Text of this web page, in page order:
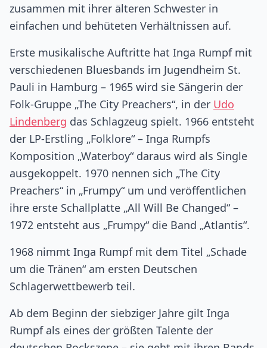
zusammen mit ihrer älteren Schwester in
einfachen und behüteten Verhältnissen auf.
Erste musikalische Auftritte hat Inga Rumpf mit
verschiedenen Bluesbands im Jugendheim St.
Pauli in Hamburg – 1965 wird sie Sängerin der
Folk-Gruppe „The City Preachers“, in der Udo
Lindenberg das Schlagzeug spielt. 1966 entsteht
der LP-Erstling „Folklore“ – Inga Rumpfs
Komposition „Waterboy“ daraus wird als Single
ausgekoppelt. 1970 nennen sich „The City
Preachers“ in „Frumpy“ um und veröffentlichen
ihre erste Schallplatte „All Will Be Changed“ –
1972 entsteht aus „Frumpy“ die Band „Atlantis“.
1968 nimmt Inga Rumpf mit dem Titel „Schade
um die Tränen“ am ersten Deutschen
Schlagerwettbewerb teil.
Ab dem Beginn der siebziger Jahre gilt Inga
Rumpf als eines der größten Talente der